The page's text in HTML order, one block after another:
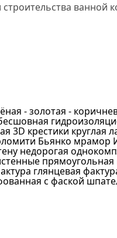
ванной
- золотая -
3D крестики круглая
Бьянко мрамор
недорогая
прямоугольная
глянцевая
с фаской